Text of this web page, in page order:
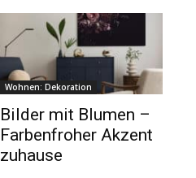
Wohnen: Dekoration
Bilder mit Blumen –
Farbenfroher Akzent
zuhause